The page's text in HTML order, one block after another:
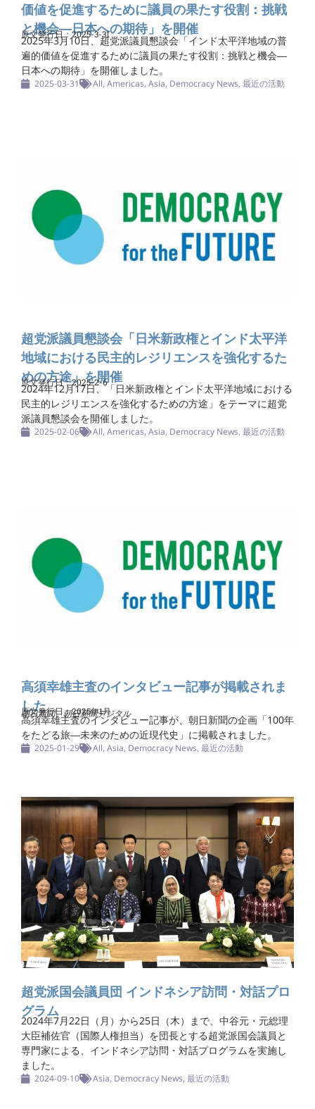
価値を促進するために議員の果たす役割：挑戦
と機会―日本への期待」を開催
原文発行日：2025-3-31
2025年3月10日、超党派議員懇談会「インド太平洋地域の普
遍的価値を促進するために議員の果たす役割：挑戦と機会―
日本への期待」を開催しました。
2025-03-31 All, Americas, Asia, Democracy News, 最近の活動
超党派議員懇談会「日米新政権とインド太平洋
地域における民主的レジリエンスを強化するた
めの方途」を開催
原文発行日：2025-2-6
2024年12月17日、「日米新政権とインド太平洋地域における
民主的レジリエンスを強化するための方途」をテーマに超党
派議員懇談会を開催しました。
2025-02-06 All, Americas, Asia, Democracy News, 最近の活動
高須幸雄主査のインタビュー記事が掲載されま
した
原文発行日：2025年1月
朝日新聞、朝日新聞デジタル
高須幸雄主査のインタビュー記事が、朝日新聞の企画「100年
をたどる旅―未来のための近現代史」に掲載されました。
2025-01-29 All, Asia, Democracy News, 最近の活動
超党派国会議員団 インドネシア訪問・対話プロ
グラム
2024年7月22日（月）から25日（木）まで、中谷元・元総理
大臣補佐官（国際人権担当）を団長とする超党派国会議員と
専門家による、インドネシア訪問・対話プログラムを実施し
ました。
2024-09-10 Asia, Democracy News, 最近の活動